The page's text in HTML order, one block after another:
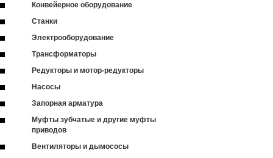
Конвейерное оборудование
Станки
Электрооборудование
Трансформаторы
Редукторы и мотор-редукторы
Насосы
Запорная арматура
Муфты зубчатые и другие муфты
приводов
Вентиляторы и дымососы